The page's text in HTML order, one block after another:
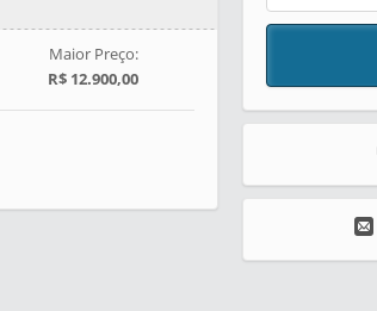
Maior Preço:
R$ 12.900,00